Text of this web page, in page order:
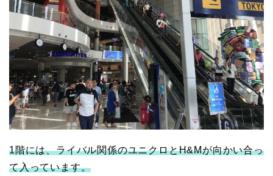
1階には、ライバル関係のユニクロとH&Mが向かい合っ
て入っています。